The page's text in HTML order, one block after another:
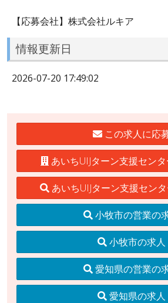
【応募会社】株式会社ルキア
情報更新日
2026-07-20 17:49:02
この求人に応
あいちUIJターン支援セン
あいちUIJターン支援セン
小牧市の営業の
小牧市の求人
愛知県の営業の
愛知県の求人